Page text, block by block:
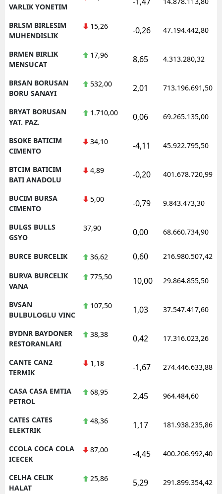
VARLIK YONETIM
BRLSM BIRLESIM
MUHENDISLIK
15,26 -0,26 47.194.442,80
BRMEN BIRLIK
MENSUCAT
17,96 8,65 4.313.280,32
BRSAN BORUSAN
BORU SANAYI
532,00 2,01 713.196.691,50
BRYAT BORUSAN
YAT. PAZ.
1.710,00 0,06 69.265.135,00
BSOKE BATICIM
CIMENTO
34,10 -4,11 45.922.795,50
BTCIM BATICIM
BATI ANADOLU
4,89 -0,20 401.678.720,99
BUCIM BURSA
CIMENTO
5,00 -0,79 9.843.473,30
BULGS BULLS
GSYO
37,90 0,00 68.660.734,90
BURCE BURCELIK 36,62 0,60 216.980.507,42
BURVA BURCELIK
VANA
775,50 10,00 29.864.855,50
BVSAN
BULBULOGLU VINC
107,50 1,03 37.547.417,60
BYDNR BAYDONER
RESTORANLARI
38,38 0,42 17.316.023,26
CANTE CAN2
TERMIK
1,18 -1,67 274.446.633,88
CASA CASA EMTIA
PETROL
68,95 2,45 964.484,60
CATES CATES
ELEKTRIK
48,36 1,17 181.938.235,86
CCOLA COCA COLA
ICECEK
87,00 -4,45 400.206.992,40
CELHA CELIK
HALAT
25,86 5,29 291.899.354,42